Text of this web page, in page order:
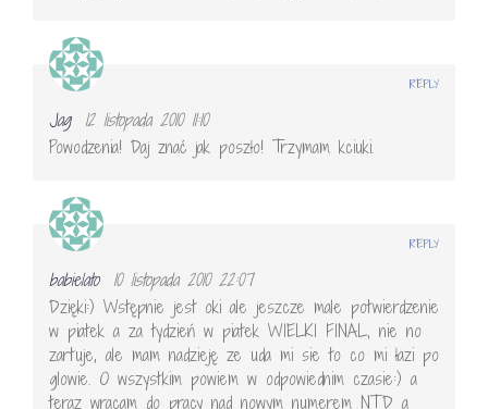
Jag
12 listopada 2010 11:10
Powodzenia! Daj znać jak poszło! Trzymam kciuki.
REPLY
babielato
10 listopada 2010 22:07
Dzięki:) Wstępnie jest oki ale jeszcze male potwierdzenie
w piatek a za tydzień w piatek WIELKI FINAL, nie no
zartuje, ale mam nadzieję ze uda mi sie to co mi łazi po
glowie. O wszystkim powiem w odpowiednim czasie:) a
teraz wracam do pracy nad nowym numerem NTD a
REPLY